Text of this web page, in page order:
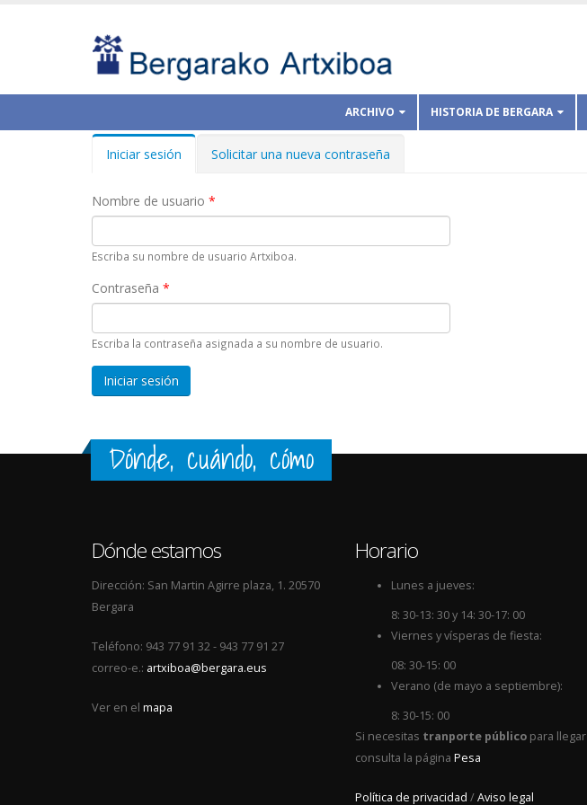
ARCHIVO HISTORIA DE BERGARA
Solapas principales
Iniciar sesión (solapaSolicitar una nueva contraseña
Nombre de usuario *
Escriba su nombre de usuario Artxiboa.
Contraseña *
Escriba la contraseña asignada a su nombre de usuario.
Dónde, cuándo, cómo
Dónde estamos
Dirección: San Martin Agirre plaza, 1. 20570
Bergara
Teléfono: 943 77 91 32 - 943 77 91 27
correo-e.: artxiboa@bergara.eus
Ver en el mapa
Horario
Lunes a jueves:
8: 30-13: 30 y 14: 30-17: 00
Viernes y vísperas de fiesta:
08: 30-15: 00
Verano (de mayo a septiembre):
8: 30-15: 00
Si necesitas tranporte públicopara llegar
consulta la página Pesa
Política de privacidad /Aviso legal